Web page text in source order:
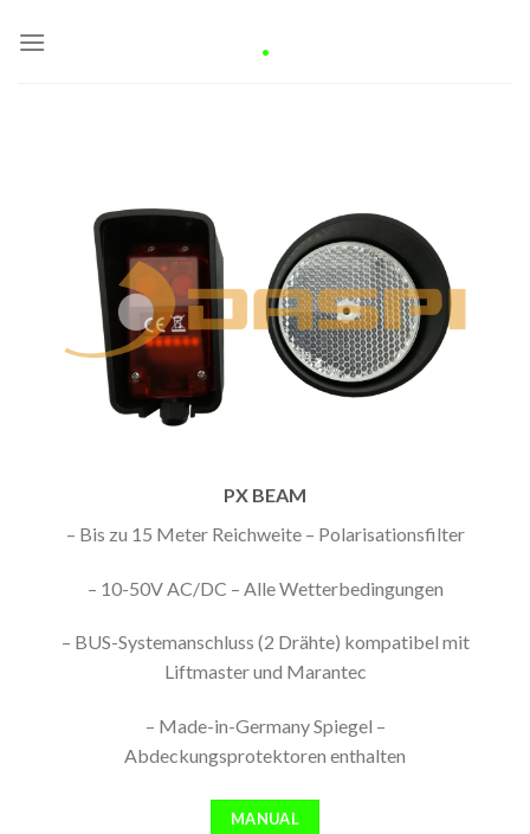
.
PX BEAM
– Bis zu 15 Meter Reichweite – Polarisationsfilter
– 10-50V AC/DC – Alle Wetterbedingungen
– BUS-Systemanschluss (2 Drähte) kompatibel mit
Liftmaster und Marantec
– Made-in-Germany Spiegel –
Abdeckungsprotektoren enthalten
MANUAL